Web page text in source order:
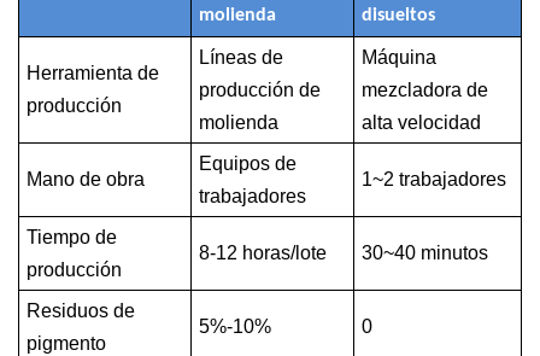
molienda
disueltos
Herramienta de
producción
Líneas de
producción de
molienda
Máquina
mezcladora de
alta velocidad
Mano de obra
Equipos de
trabajadores
1~2 trabajadores
Tiempo de
producción
8-12 horas/lote 30~40 minutos
Residuos de
pigmento
5%-10% 0